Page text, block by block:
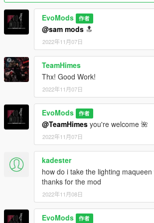
Installation in readme
--
Credits:
EvoMods --- converting\fixing\taking
Sam Mods --- testing
AND EVERY SINGLE PERSON WHO
--
Support me:
- 𝐏𝐚𝐲𝐩𝐚𝐥
EvoMods 作者
@sam mods 🔝
2022年11月07日
TeamHimes
Thx! Good Work!
2022年11月07日
EvoMods 作者
@TeamHimes you're welcome 🌺
2022年11月07日
kadester
how do i take the lighting
thanks for the mod
2022年11月08日
EvoMods 作者